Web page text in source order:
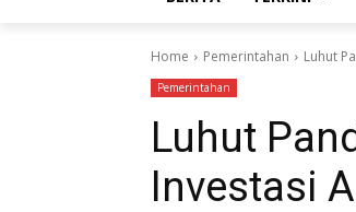
Home Pemerintahan Luhut
Pemerintahan
Luhut
Investasi